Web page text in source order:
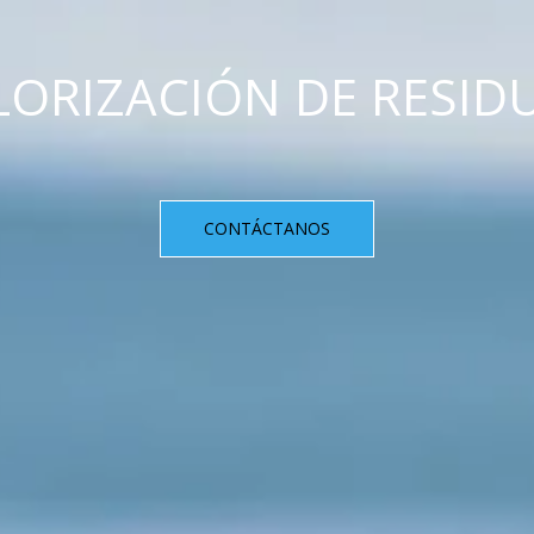
DE
CONTÁCTANOS